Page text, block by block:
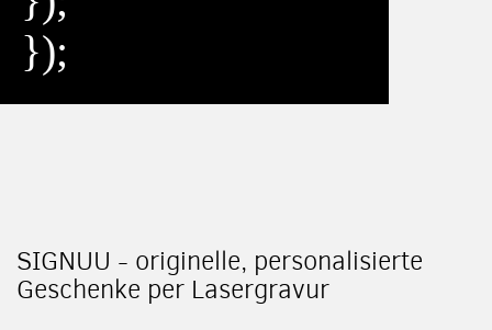
SIGNUU - originelle, personalisierte
Geschenke per Lasergravur